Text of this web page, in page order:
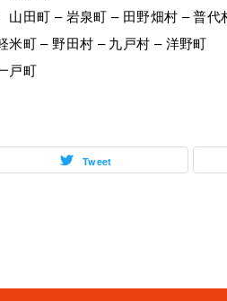
山田町 – 岩泉町 – 田野畑村 – 普代
米町 – 野田村 – 九戸村 – 洋野町
戸町
Tweet